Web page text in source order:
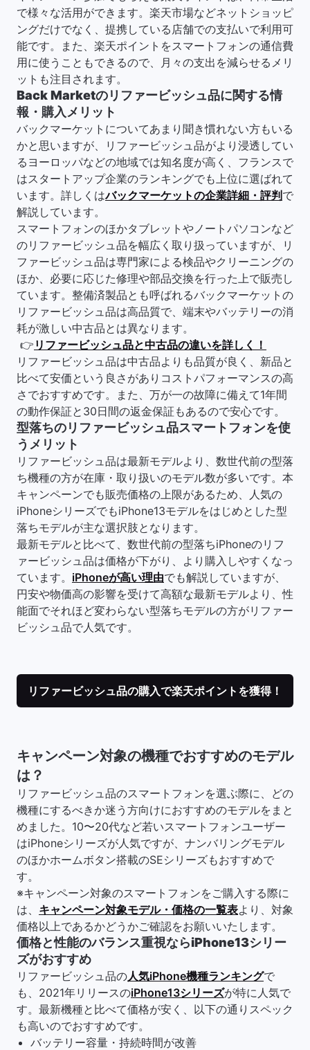
で様々な活用ができます。楽天市場などネットショッピ
ングだけでなく、提携している店舗での支払いで利用可
能です。また、楽天ポイントをスマートフォンの通信費
用に使うこともできるので、月々の支出を減らせるメリ
ットも注目されます。
Back Marketのリファービッシュ品に関する情
報・購入メリット
バックマーケットについてあまり聞き慣れない方もいる
かと思いますが、リファービッシュ品がより浸透してい
るヨーロッパなどの地域では知名度が高く、フランスで
はスタートアップ企業のランキングでも上位に選ばれて
います。詳しくはバックマーケットの企業詳細・評判 で
解説しています。
スマートフォンのほかタブレットやノートパソコンなど
のリファービッシュ品を幅広く取り扱っていますが、リ
ファービッシュ品は専門家による検品やクリーニングの
ほか、必要に応じた修理や部品交換を行った上で販売し
ています。整備済製品とも呼ばれるバックマーケットの
リファービッシュ品は高品質で、端末やバッテリーの消
耗が激しい中古品とは異なります。
👉 リファービッシュ品と中古品の違いを詳しく！
リファービッシュ品は中古品よりも品質が良く、新品と
比べて安価という良さがありコストパフォーマンスの高
さでおすすめです。また、万が一の故障に備えて1年間
の動作保証と30日間の返金保証もあるので安心です。
型落ちのリファービッシュ品スマートフォンを使
うメリット
リファービッシュ品は最新モデルより、数世代前の型落
ち機種の方が在庫・取り扱いのモデル数が多いです。本
キャンペーンでも販売価格の上限があるため、人気の
iPhoneシリーズでもiPhone13モデルをはじめとした型
落ちモデルが主な選択肢となります。
最新モデルと比べて、数世代前の型落ちiPhoneのリフ
ァービッシュ品は価格が下がり、より購入しやすくなっ
ています。 iPhoneが高い理由でも解説していますが、
円安や物価高の影響を受けて高額な最新モデルより、性
能面でそれほど変わらない型落ちモデルの方がリファー
ビッシュ品で人気です。
リファービッシュ品の購入で楽天ポイントを獲得！
キャンペーン対象の機種でおすすめのモデル
は？
リファービッシュ品のスマートフォンを選ぶ際に、どの
機種にするべきか迷う方向けにおすすめのモデルをまと
めました。10〜20代など若いスマートフォンユーザー
はiPhoneシリーズが人気ですが、ナンバリングモデル
のほかホームボタン搭載のSEシリーズもおすすめで
す。
※キャンペーン対象のスマートフォンをご購入する際に
は、 キャンペーン対象モデル・価格の一覧表より、対象
価格以上であるかどうかご確認をお願いいたします。
価格と性能のバランス重視ならiPhone13シリー
ズがおすすめ
リファービッシュ品の人気iPhone機種ランキングで
も、2021年リリースのiPhone13シリーズが特に人気で
す。最新機種と比べて価格が安く、以下の通りスペック
も高いのでおすすめです。
バッテリー容量・持続時間が改善